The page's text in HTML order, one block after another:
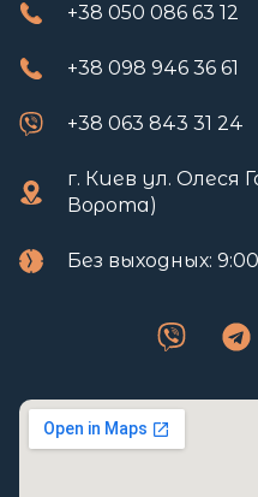
+38 050 086 63 12
+38 098 946 36 61
+38 063 843 31 24
г. Киев ул. Олеся
Ворота)
Без выходных: